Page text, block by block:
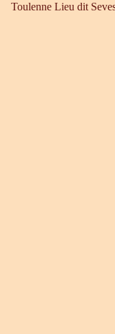
Toulenne Lieu dit